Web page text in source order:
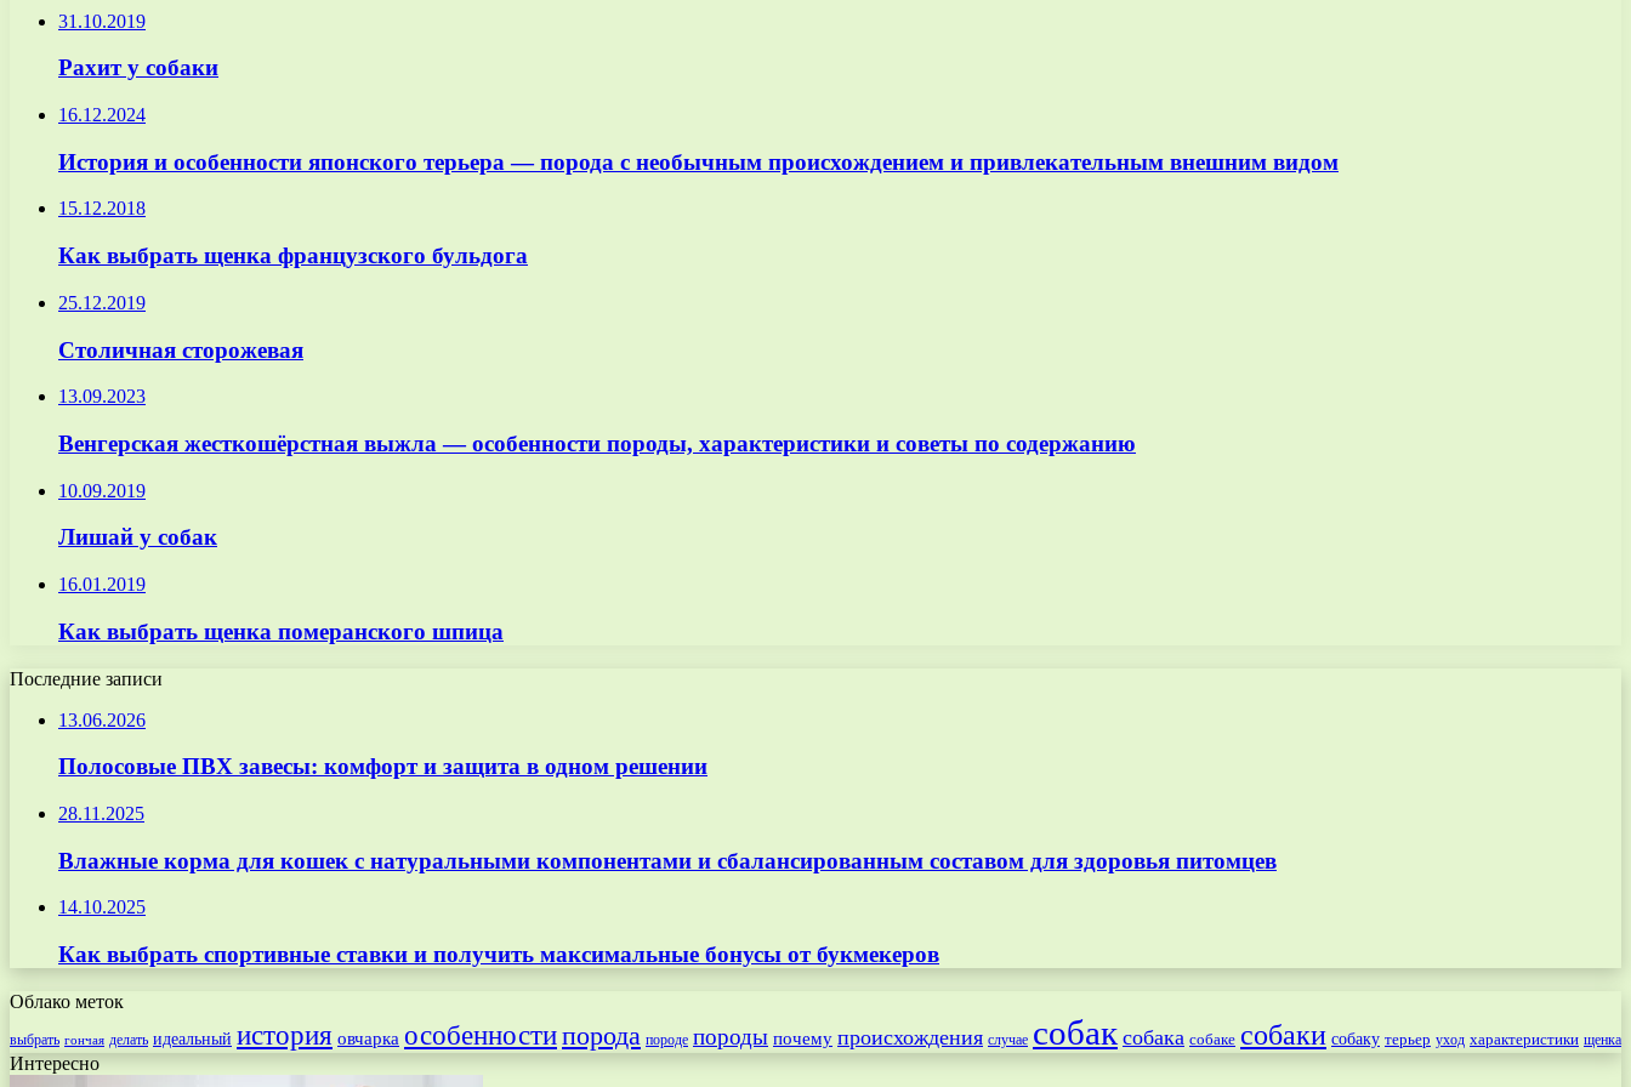
31.10.2019
Рахит у собаки
16.12.2024
История и особенности японского терьера — порода с необычным происхождением и привлекательным внешним видом
15.12.2018
Как выбрать щенка французского бульдога
25.12.2019
Столичная сторожевая
13.09.2023
Венгерская жесткошёрстная выжла — особенности породы, характеристики и советы по содержанию
10.09.2019
Лишай у собак
16.01.2019
Как выбрать щенка померанского шпица
Последние записи
13.06.2026
Полосовые ПВХ завесы: комфорт и защита в одном решении
28.11.2025
Влажные корма для кошек с натуральными компонентами и сбалансированным составом для здоровья питомцев
14.10.2025
Как выбрать спортивные ставки и получить максимальные бонусы от букмекеров
Облако меток
выбрать гончая делать идеальный история овчарка особенностипорода породе породы почему происхождения случае собак собака собаке собаки собаку терьер уход характеристики щенка
Интересно